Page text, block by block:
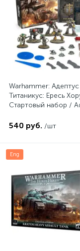
Warhammer: Адептус
Титаникус: Ересь
Стартовый набор /
Starter Set (арт. 400-
540 руб. /шт
Eng